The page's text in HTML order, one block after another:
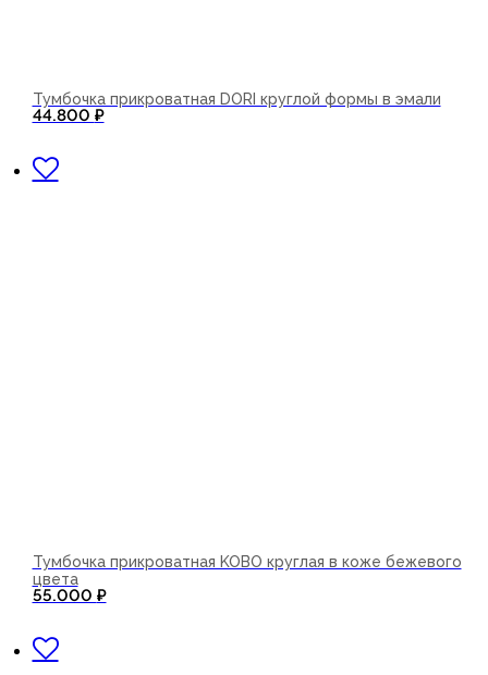
Тумбочка прикроватная DORI круглой формы в эмали
44.800 ₽
Тумбочка прикроватная KOBO круглая в коже бежевого
цвета
55.000 ₽